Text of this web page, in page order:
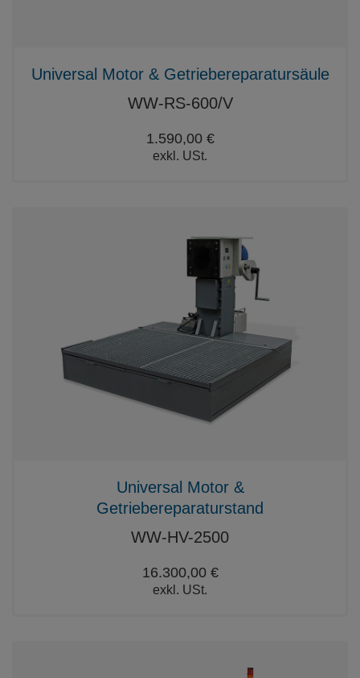
Universal Motor & Getriebereparatursäule
WW-RS-600/V
1.590,00 €
exkl. USt.
Universal Motor &
Getriebereparaturstand
WW-HV-2500
16.300,00 €
exkl. USt.